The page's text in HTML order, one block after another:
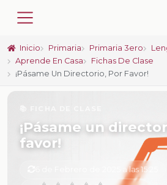
Inicio Primaria Primaria 3ero
Aprende En Casa
Fichas De Clase
¡Pásame Un Directorio, Por Favor!
¡Pásame un
favor!
6 de Febrero de 2025 a las 15:25